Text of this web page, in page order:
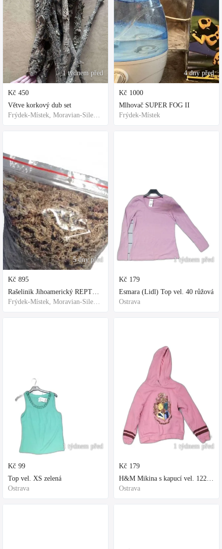
1 týdnem před
Kč 450
Větve korkový dub set
Frýdek-Místek, Moravian-Silesian Region,Others
5 dny před
Kč 895
Rašelinik Jihoamerický REPTER - 5 balení - 500g -
Frýdek-Místek, Moravian-Silesian Region,Others
1 týdnem před
Kč 99
Top vel. XS zelená
Ostrava
4 dny před
Kč 1000
Mlhovač SUPER FOG II
Frýdek-Místek
1 týdnem před
Kč 179
Esmara (Lidl) Top vel. 40 růžová
Ostrava
1 týdnem před
Kč 179
H&M Mikina s kapucí vel. 122 fialová
Ostrava